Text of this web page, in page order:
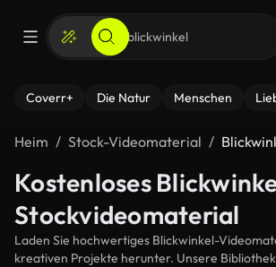
Coverr+ Die Natur Menschen
Heim Stock-Videomaterial
Kostenloses
Stockvideomaterial
Laden Sie hochwertiges Blickwinkel-
kreativen Projekte herunter. Unsere